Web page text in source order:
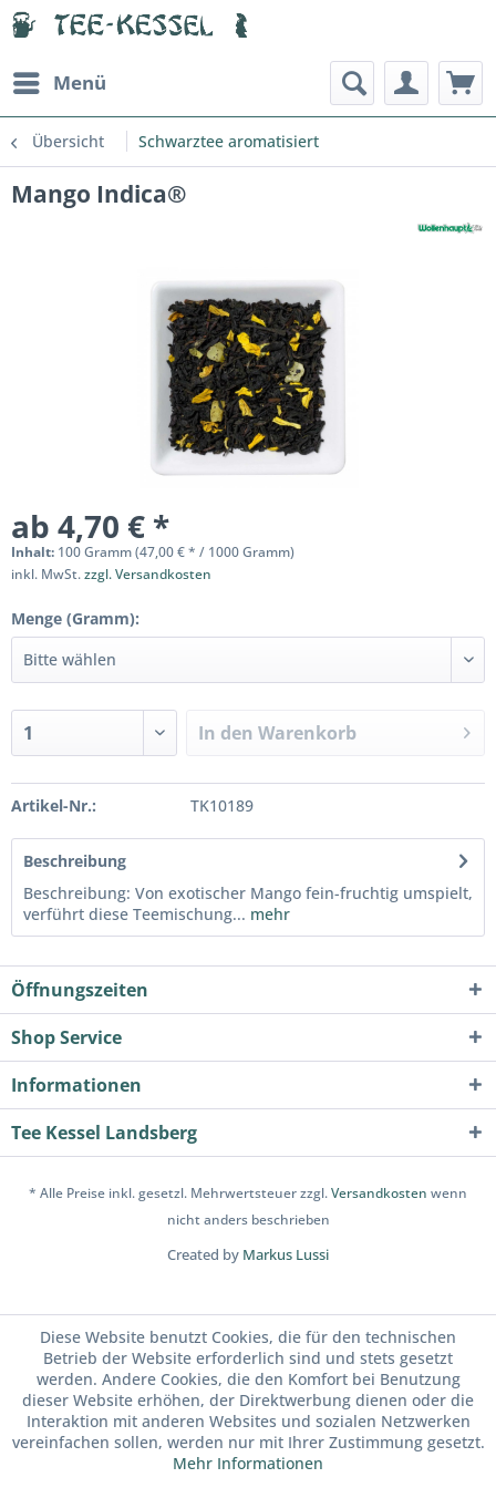
Menü
Übersicht Schwarztee aromatisiert
Mango Indica®
ab 4,70 € *
Inhalt: 100 Gramm (47,00 € * / 1000 Gramm)
inkl. MwSt.zzgl. Versandkosten
Menge (Gramm):
In den Warenkorb
Artikel-Nr.: TK10189
Beschreibung
Beschreibung: Von exotischer Mango fein-fruchtig umspielt,
verführt diese Teemischung... mehr
Öffnungszeiten
Shop Service
Informationen
Tee Kessel Landsberg
* Alle Preise inkl. gesetzl. Mehrwertsteuer zzgl.Versandkosten wenn
nicht anders beschrieben
Created by Markus Lussi
Diese Website benutzt Cookies, die für den technischen
Betrieb der Website erforderlich sind und stets gesetzt
werden. Andere Cookies, die den Komfort bei Benutzung
dieser Website erhöhen, der Direktwerbung dienen oder die
Interaktion mit anderen Websites und sozialen Netzwerken
vereinfachen sollen, werden nur mit Ihrer Zustimmung gesetzt.
Mehr Informationen